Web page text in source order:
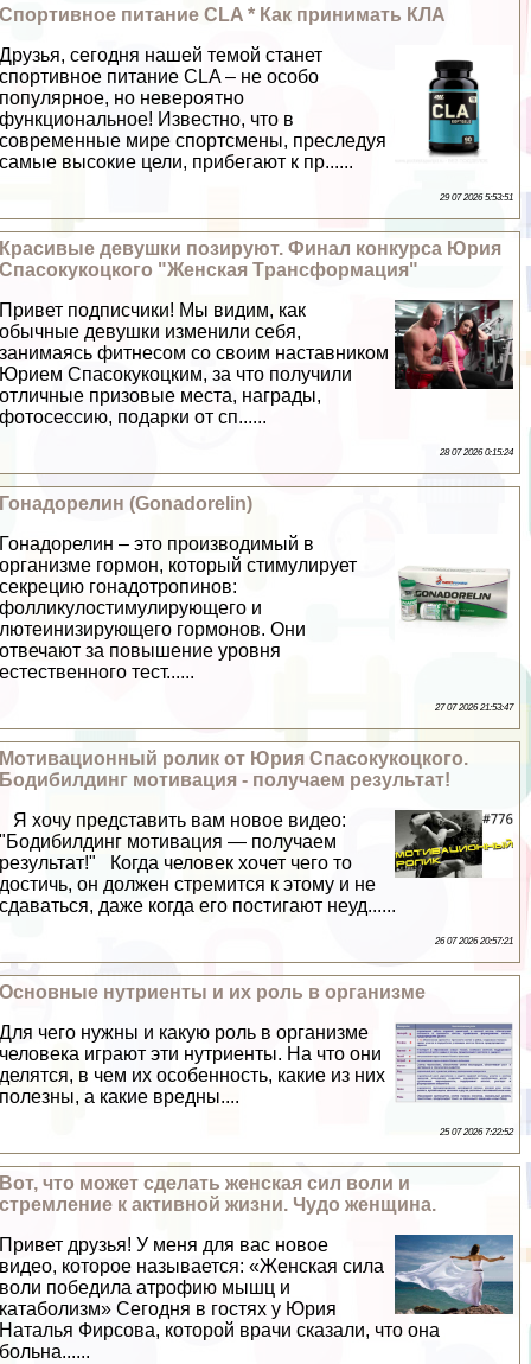
Спортивное питание CLA * Как принимать КЛА
Друзья, сегодня нашей темой станет
спортивное питание CLA – не особо
популярное, но невероятно
функциональное! Известно, что в
современные мире спортсмены, преследуя
самые высокие цели, прибегают к пр......
29 07 2026 5:53:51
Красивые дeвyшки позируют. Финал конкурса Юрия
Спасокукоцкого "Женская Tрaнcформация"
Привет подписчики! Мы видим, как
обычные дeвyшки изменили себя,
занимаясь фитнесом со своим наставником
Юрием Спасокукоцким, за что получили
отличные призовые места, награды,
фотосессию, подарки от сп......
28 07 2026 0:15:24
Гонадорелин (Gonadorelin)
Гонадорелин – это производимый в
организме гормон, который стимулирует
секрецию гонадотропинов:
фолликулостимулирующего и
лютеинизирующего гормонов. Они
отвечают за повышение уровня
естественного тест......
27 07 2026 21:53:47
Мотивационный ролик от Юрия Спасокукоцкого.
Бодибилдинг мотивация - получаем результат!
Я хочу представить вам новое видео:
"Бодибилдинг мотивация — получаем
результат!" Когда человек хочет чего то
достичь, он должен стремится к этому и не
сдаваться, даже когда его постигают неуд......
26 07 2026 20:57:21
Основные нутриенты и их роль в организме
Для чего нужны и какую роль в организме
человека играют эти нутриенты. На что они
делятся, в чем их особенность, какие из них
полезны, а какие вредны....
25 07 2026 7:22:52
Вот, что может сделать женская сил воли и
стремление к активной жизни. Чудо женщина.
Привет друзья! У меня для вас новое
видео, которое называется: «Женская сила
воли победила атрофию мышц и
катаболизм» Сегодня в гостях у Юрия
Наталья Фирсова, которой врачи сказали, что она
больна......